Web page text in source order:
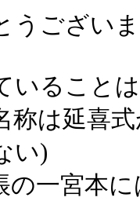
うござい
いること
は延喜
い)
一宮本